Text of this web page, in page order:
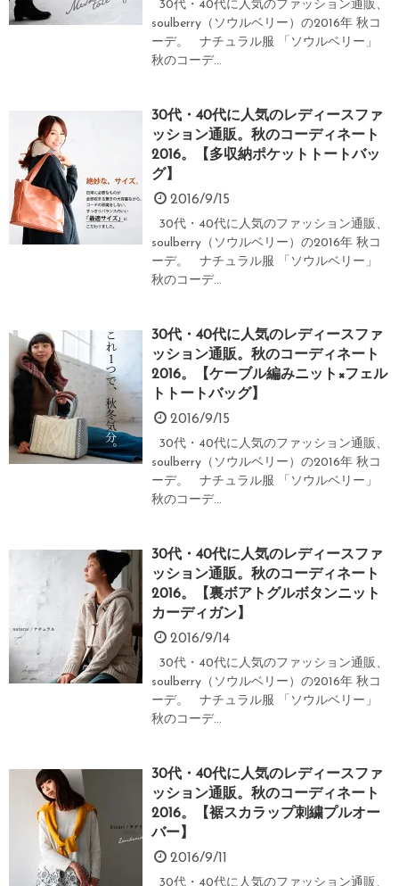
30代・40代に人気のファッション通販、
soulberry（ソウルベリー）の2016年 秋コ
ーデ。 ナチュラル服 「ソウルベリー」
秋のコーデ...
30代・40代に人気のレディースファ
ッション通販。秋のコーディネート
2016。【多収納ポケットトートバッ
グ】
2016/9/15
30代・40代に人気のファッション通販、
soulberry（ソウルベリー）の2016年 秋コ
ーデ。 ナチュラル服 「ソウルベリー」
秋のコーデ...
30代・40代に人気のレディースファ
ッション通販。秋のコーディネート
2016。【ケーブル編みニット×フェル
トトートバッグ】
2016/9/15
30代・40代に人気のファッション通販、
soulberry（ソウルベリー）の2016年 秋コ
ーデ。 ナチュラル服 「ソウルベリー」
秋のコーデ...
30代・40代に人気のレディースファ
ッション通販。秋のコーディネート
2016。【裏ボアトグルボタンニット
カーディガン】
2016/9/14
30代・40代に人気のファッション通販、
soulberry（ソウルベリー）の2016年 秋コ
ーデ。 ナチュラル服 「ソウルベリー」
秋のコーデ...
30代・40代に人気のレディースファ
ッション通販。秋のコーディネート
2016。【裾スカラップ刺繍プルオー
バー】
2016/9/11
30代・40代に人気のファッション通販、